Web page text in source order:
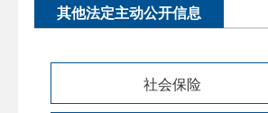
其他法定主动公开信息
社会保险